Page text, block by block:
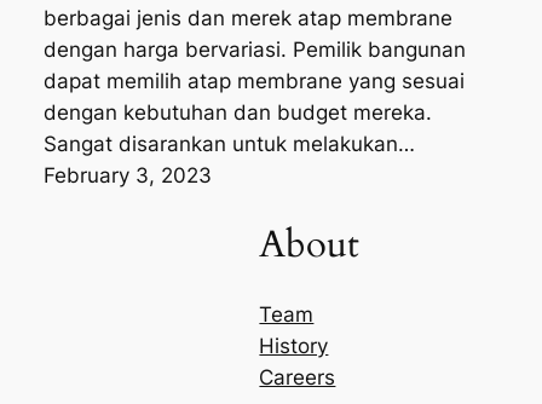
berbagai jenis dan merek atap membrane
dengan harga bervariasi. Pemilik bangunan
dapat memilih atap membrane yang sesuai
dengan kebutuhan dan budget mereka.
Sangat disarankan untuk melakukan…
February 3, 2023
About
Team
History
Careers